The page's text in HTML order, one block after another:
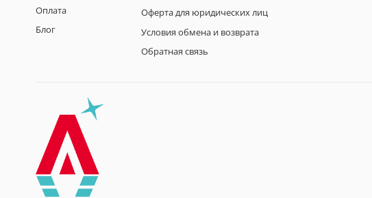
Оплата
Блог
Оферта для юридических лиц
Условия обмена и возврата
Обратная связь